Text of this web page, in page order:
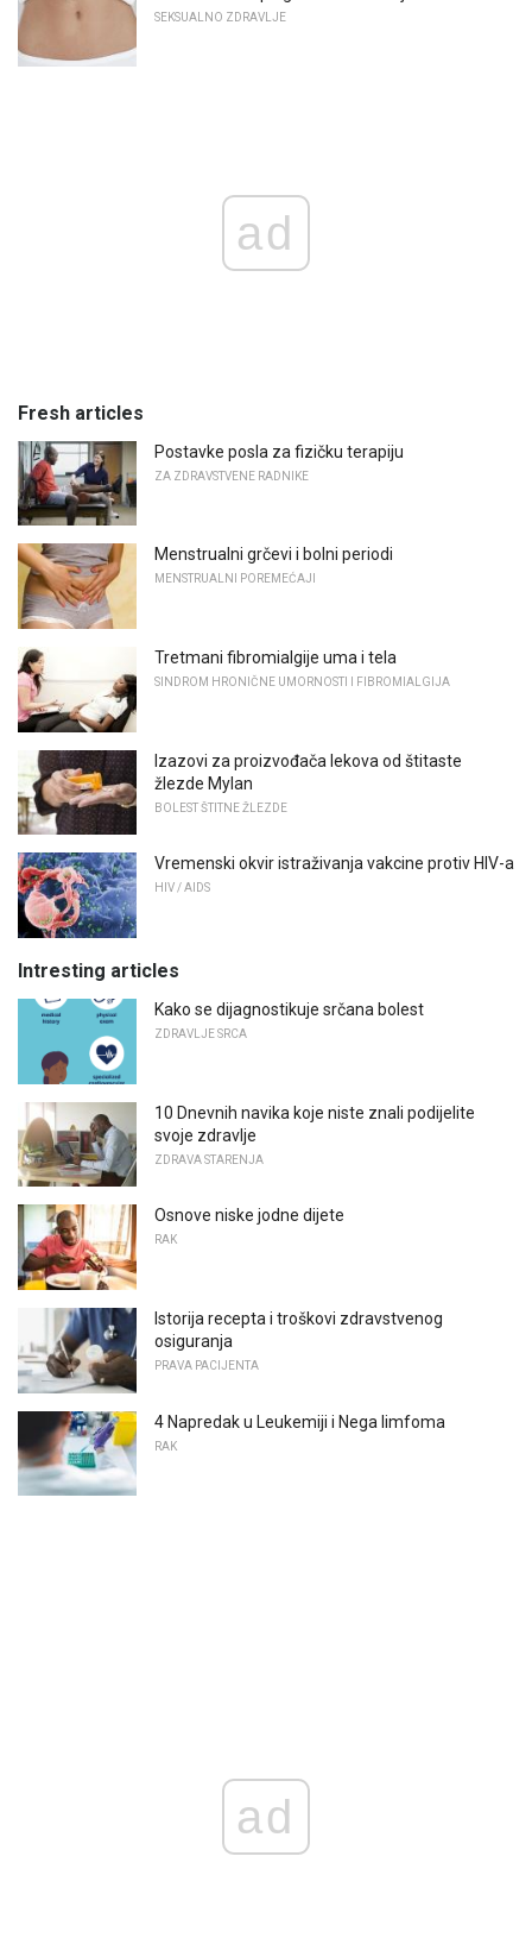
SEKSUALNO ZDRAVLJE
ad
Fresh articles
Postavke posla za fizičku terapiju
ZA ZDRAVSTVENE RADNIKE
Menstrualni grčevi i bolni periodi
MENSTRUALNI POREMEĆAJI
Tretmani fibromialgije uma i tela
SINDROM HRONIČNE UMORNOSTI I FIBROMIALGIJA
Izazovi za proizvođača lekova od štitaste
žlezde Mylan
BOLEST ŠTITNE ŽLEZDE
Vremenski okvir istraživanja vakcine protiv HIV-a
HIV / AIDS
Intresting articles
Kako se dijagnostikuje srčana bolest
ZDRAVLJE SRCA
10 Dnevnih navika koje niste znali podijelite
svoje zdravlje
ZDRAVA STARENJA
Osnove niske jodne dijete
RAK
Istorija recepta i troškovi zdravstvenog
osiguranja
PRAVA PACIJENTA
4 Napredak u Leukemiji i Nega limfoma
RAK
ad